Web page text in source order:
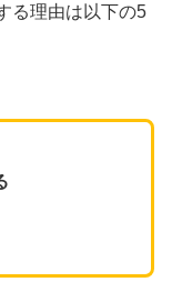
る理由は以下の5